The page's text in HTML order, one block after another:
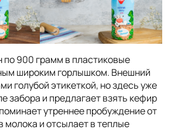
900 грамм в пластиковые
широким горлышком. Внешний
голубой этикеткой, но здесь уже
забора и предлагает взять кефир
утреннее пробуждение от
молока и отсылает в теплые